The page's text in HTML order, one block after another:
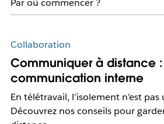
Par où commencer ?
Collaboration
Communiquer à distance
communication interne
En télétravail, l’isolement n’est
Découvrez nos conseils pour